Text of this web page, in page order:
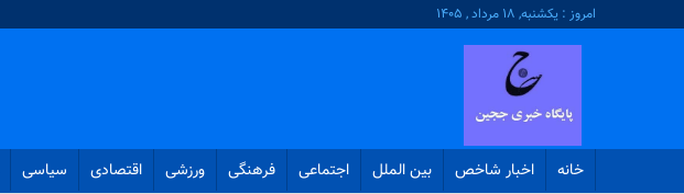
امروز : یکشنبه, ۱۸ مرداد , ۱۴۰۵
خانه اخبار شاخص بین الملل اجتماعی فرهنگی ورزشی اقتصادی سیاسی